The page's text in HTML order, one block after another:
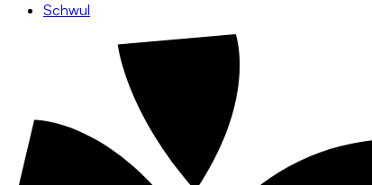
Schwul